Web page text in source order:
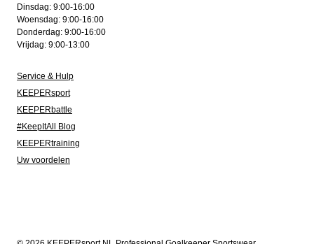
Dinsdag: 9:00-16:00
Woensdag: 9:00-16:00
Donderdag: 9:00-16:00
Vrijdag: 9:00-13:00
Service & Hulp
KEEPERsport
KEEPERbattle
#KeepItAll Blog
KEEPERtraining
Uw voordelen